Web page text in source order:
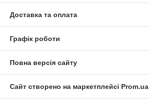
Доставка та оплата
Графік роботи
Повна версія сайту
Сайт створено на маркетплейсі Prom.ua